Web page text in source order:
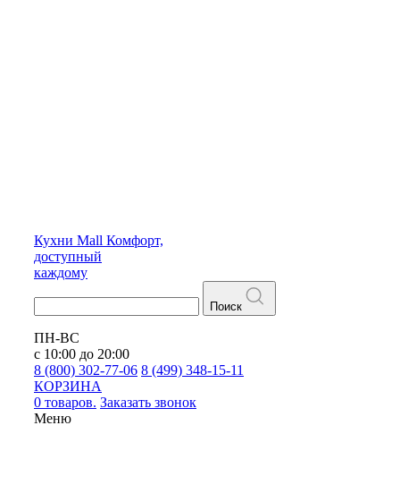
Кухни Mall Комфорт,
доступный
каждому
Поиск
ПН-ВС
с 10:00 до 20:00
8 (800) 302-77-06 8 (499) 348-15-11
КОРЗИНА
0 товаров. Заказать звонок
Меню